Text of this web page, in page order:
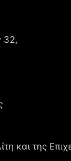
32,
και της